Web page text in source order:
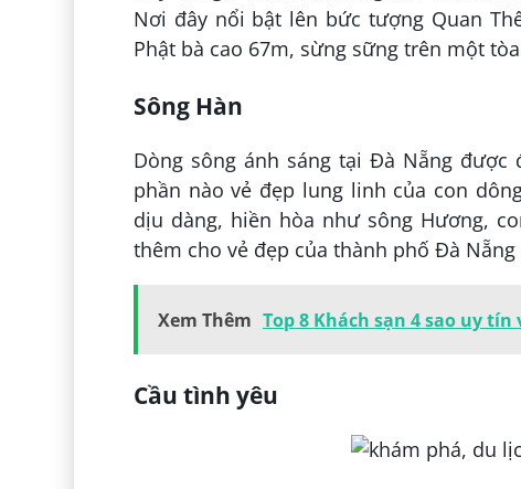
Nơi đây nổi bật lên bức tượng Quan
Phật bà cao 67m, sừng sững trên một
Sông Hàn
Dòng sông ánh sáng tại Đà Nẵng
phần nào vẻ đẹp lung linh của con
dịu dàng, hiền hòa như sông Hương,
thêm cho vẻ đẹp của thành phố Đà
Xem Thêm Top 8 Khách sạn 4 sao uy
Cầu tình yêu